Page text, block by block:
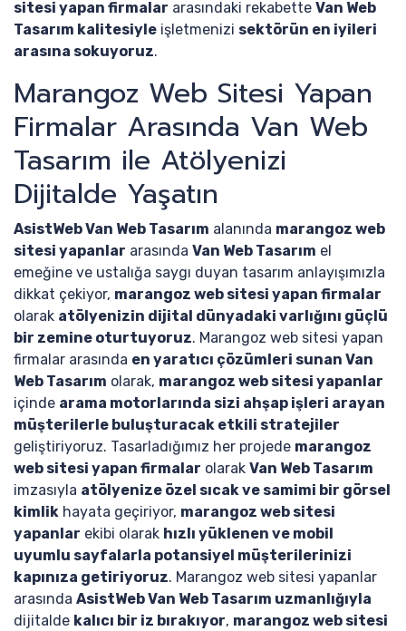
sitesi yapan firmalar arasındaki rekabette Van Web
Tasarım kalitesiyle işletmenizi sektörün en iyileri
arasına sokuyoruz.
Marangoz Web Sitesi Yapan
Firmalar Arasında Van Web
Tasarım ile Atölyenizi
Dijitalde Yaşatın
AsistWeb Van Web Tasarım alanında marangoz web
sitesi yapanlar arasında Van Web Tasarım el
emeğine ve ustalığa saygı duyan tasarım anlayışımızla
dikkat çekiyor, marangoz web sitesi yapan firmalar
olarak atölyenizin dijital dünyadaki varlığını güçlü
bir zemine oturtuyoruz. Marangoz web sitesi yapan
firmalar arasında en yaratıcı çözümleri sunan Van
Web Tasarım olarak, marangoz web sitesi yapanlar
içinde arama motorlarında sizi ahşap işleri arayan
müşterilerle buluşturacak etkili stratejiler
geliştiriyoruz. Tasarladığımız her projede marangoz
web sitesi yapan firmalar olarak Van Web Tasarım
imzasıyla atölyenize özel sıcak ve samimi bir görsel
kimlik hayata geçiriyor, marangoz web sitesi
yapanlar ekibi olarak hızlı yüklenen ve mobil
uyumlu sayfalarla potansiyel müşterilerinizi
kapınıza getiriyoruz. Marangoz web sitesi yapanlar
arasında AsistWeb Van Web Tasarım uzmanlığıyla
dijitalde kalıcı bir iz bırakıyor, marangoz web sitesi